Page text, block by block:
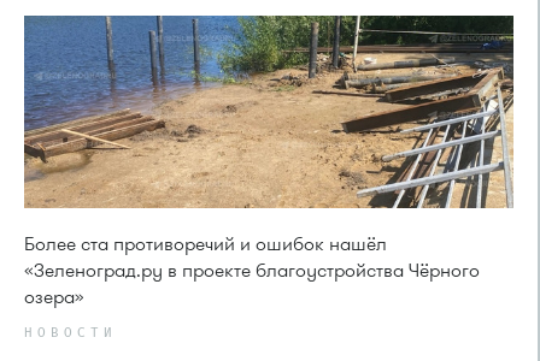
Более ста противоречий и ошибок нашёл
«Зеленоград.ру в проекте благоустройства Чёрного
озера»
НОВОСТИ